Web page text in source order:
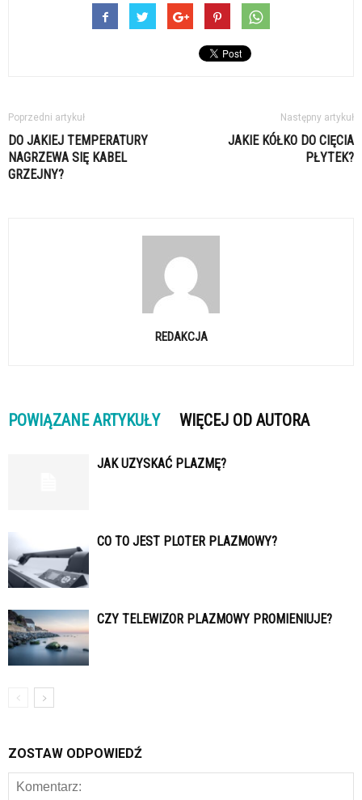
Poprzedni artykuł
DO JAKIEJ TEMPERATURY
NAGRZEWA SIĘ KABEL
GRZEJNY?
Następny artykuł
JAKIE KÓŁKO DO CIĘCIA
PŁYTEK?
REDAKCJA
POWIĄZANE ARTYKUŁY WIĘCEJ OD AUTORA
JAK UZYSKAĆ PLAZMĘ?
CO TO JEST PLOTER PLAZMOWY?
CZY TELEWIZOR PLAZMOWY PROMIENIUJE?
ZOSTAW ODPOWIEDŹ